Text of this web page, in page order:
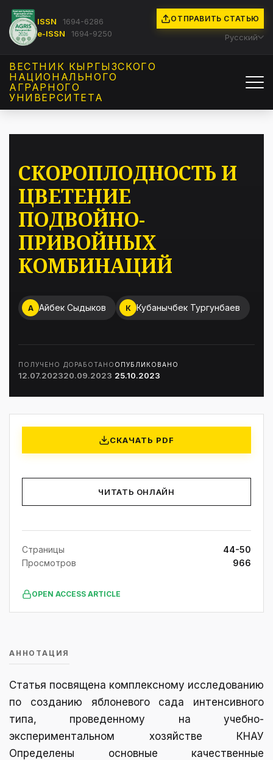
ISSN
1694-6286
e-ISSN
1694-9250
ОТПРАВИТЬ СТАТЬЮ
Русский
ВЕСТНИК КЫРГЫЗCКОГО
НАЦИОНАЛЬНОГО
АГРАРНОГО
УНИВЕРСИТЕТА
СКОРОПЛОДНОСТЬ И
ЦВЕТЕНИЕ
ПОДВОЙНО-
ПРИВОЙНЫХ
КОМБИНАЦИЙ
А Айбек Сыдыков К Кубанычбек Тургунбаев
ПОЛУЧЕНО
12.07.2023
ДОРАБОТАНО
20.09.2023
ОПУБЛИКОВАНО
25.10.2023
СКАЧАТЬ PDF
ЧИТАТЬ ОНЛАЙН
Страницы
44-50
Просмотров
966
OPEN ACCESS ARTICLE
АННОТАЦИЯ
Статья посвящена комплексному исследованию
по созданию яблоневого сада интенсивного
типа, проведенному на учебно-
экспериментальном хозяйстве КНАУ
Определены основные качественные